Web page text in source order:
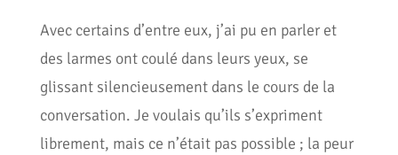
Avec certains d’entre eux, j’ai pu en parler et
des larmes ont coulé dans leurs yeux, se
glissant silencieusement dans le cours de la
conversation. Je voulais qu’ils s’expriment
librement, mais ce n’était pas possible ; la peur